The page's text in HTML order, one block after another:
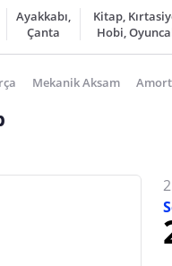
Ayakkabı,
Çanta
Kitap,
Hobi,
Mekanik Aksam